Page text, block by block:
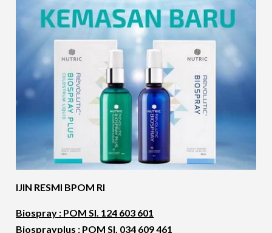
IJIN RESMI BPOM RI
Biospray : POM SI. 124 603 601
Biosprayplus : POM SI. 034 609 461